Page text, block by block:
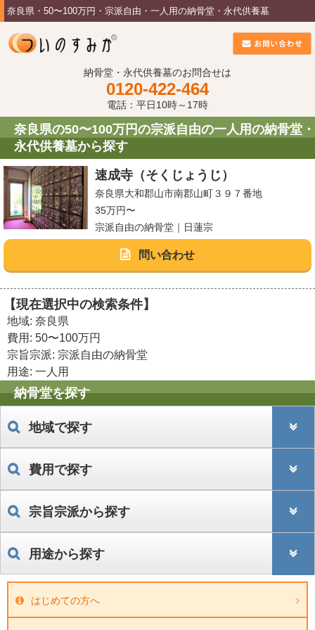
奈良県・50〜100万円・宗派自由・一人用の納骨堂・永代供養墓
納骨堂・永代供養墓のお問合せは
0120-422-464
電話：平日10時～17時
奈良県の50〜100万円の宗派自由の一人用の納骨堂・
永代供養墓から探す
速成寺（そくじょうじ）
奈良県大和郡山市南郡山町３９７番地
35万円〜
宗派自由の納骨堂｜日蓮宗
問い合わせ
【現在選択中の検索条件】
地域: 奈良県
費用: 50〜100万円
宗旨宗派: 宗派自由の納骨堂
用途: 一人用
納骨堂を探す
地域で探す
費用で探す
宗旨宗派から探す
用途から探す
はじめての方へ